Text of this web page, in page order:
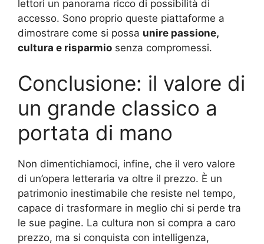
lettori un panorama ricco di possibilità di
accesso. Sono proprio queste piattaforme a
dimostrare come si possa unire passione,
cultura e risparmio senza compromessi.
Conclusione: il valore di
un grande classico a
portata di mano
Non dimentichiamoci, infine, che il vero valore
di un’opera letteraria va oltre il prezzo. È un
patrimonio inestimabile che resiste nel tempo,
capace di trasformare in meglio chi si perde tra
le sue pagine. La cultura non si compra a caro
prezzo, ma si conquista con intelligenza,